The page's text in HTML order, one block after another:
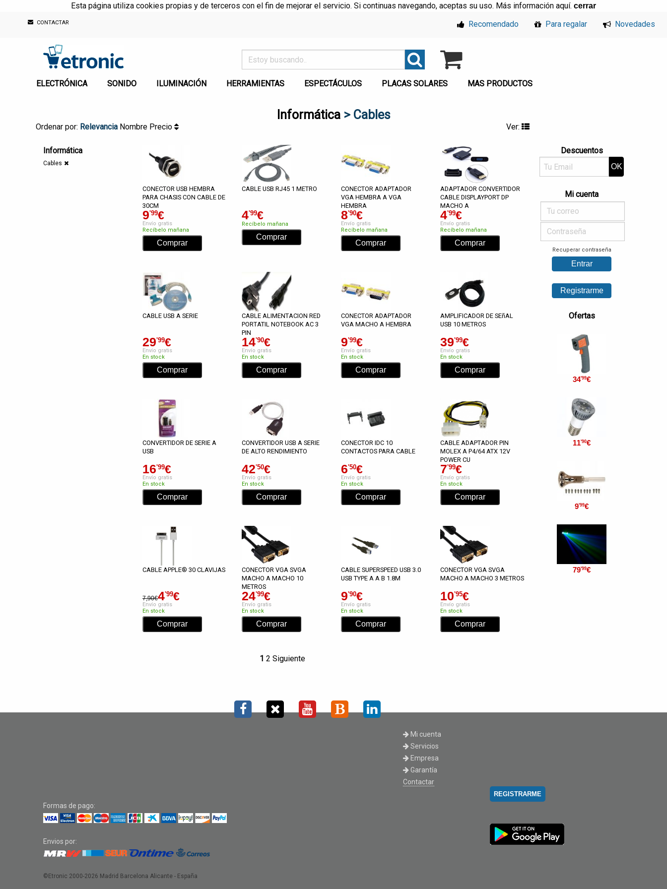
Esta página utiliza cookies propias y de terceros con el fin de mejorar el servicio. Si continuas navegando, aceptas su uso. Más información aquí. cerrar
CONTACTAR Recomendado Para regalar Novedades
ELECTRÓNICA SONIDO ILUMINACIÓN HERRAMIENTAS ESPECTÁCULOS PLACAS SOLARES MAS PRODUCTOS
Informática> Cables
Ordenar por: Relevancia Nombre Precio Ver:
Informática
Cables
CONECTOR USB HEMBRA
PARA CHASIS CON CABLE DE
30CM
9'99€
Envío gratis
Recíbelo mañana
CABLE USB RJ45 1 METRO
4'99€
Recíbelo mañana
CONECTOR ADAPTADOR
VGA HEMBRA A VGA
HEMBRA
8'90€
Envío gratis
Recíbelo mañana
ADAPTADOR CONVERTIDOR
CABLE DISPLAYPORT DP
MACHO A
4'99€
Envío gratis
Recíbelo mañana
CABLE USB A SERIE
29'99€
Envío gratis
En stock
CABLE ALIMENTACION RED
PORTATIL NOTEBOOK AC 3
PIN
14'90€
Envío gratis
En stock
CONECTOR ADAPTADOR
VGA MACHO A HEMBRA
9'99€
Envío gratis
En stock
AMPLIFICADOR DE SEñAL
USB 10 METROS
39'99€
Envío gratis
En stock
CONVERTIDOR DE SERIE A
USB
16'99€
Envío gratis
En stock
CONVERTIDOR USB A SERIE
DE ALTO RENDIMIENTO
42'50€
Envío gratis
En stock
CONECTOR IDC 10
CONTACTOS PARA CABLE
6'50€
Envío gratis
En stock
CABLE ADAPTADOR PIN
MOLEX A P4/64 ATX 12V
POWER CU
7'99€
Envío gratis
En stock
CABLE APPLE® 30 CLAVIJAS
7,90€4'99€
Envío gratis
En stock
CONECTOR VGA SVGA
MACHO A MACHO 10
METROS
24'99€
Envío gratis
En stock
CABLE SUPERSPEED USB 3.0
USB TYPE A A B 1.8M
9'90€
Envío gratis
En stock
CONECTOR VGA SVGA
MACHO A MACHO 3 METROS
10'95€
Envío gratis
En stock
Descuentos
Mi cuenta
Recuperar contraseña
Ofertas
34'99€
11'90€
9'99€
79'99€
1 2 Siguiente
Mi cuenta
Servicios
Empresa
Garantía
Contactar
Formas de pago:
Envios por:
©Etronic 2000-2026 Madrid Barcelona Alicante - España
REGISTRARME